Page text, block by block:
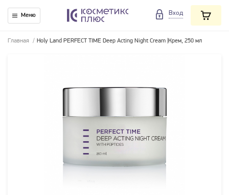
Меню Вход
Главная / Holy Land PERFECT TIME Deep Acting Night Cream |Крем, 250 мл